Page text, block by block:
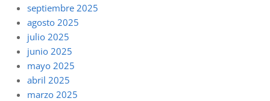
septiembre 2025
agosto 2025
julio 2025
junio 2025
mayo 2025
abril 2025
marzo 2025